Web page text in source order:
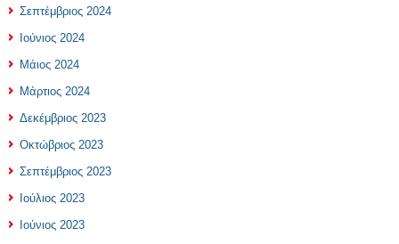
Σεπτέμβριος 2024
Ιούνιος 2024
Μάιος 2024
Μάρτιος 2024
Δεκέμβριος 2023
Οκτώβριος 2023
Σεπτέμβριος 2023
Ιούλιος 2023
Ιούνιος 2023